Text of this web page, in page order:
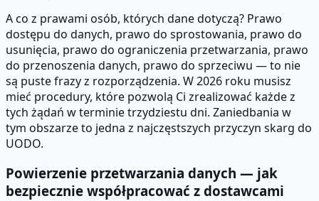
A co z prawami osób, których dane dotyczą? Prawo
dostępu do danych, prawo do sprostowania, prawo do
usunięcia, prawo do ograniczenia przetwarzania, prawo
do przenoszenia danych, prawo do sprzeciwu — to nie
są puste frazy z rozporządzenia. W 2026 roku musisz
mieć procedury, które pozwolą Ci zrealizować każde z
tych żądań w terminie trzydziestu dni. Zaniedbania w
tym obszarze to jedna z najczęstszych przyczyn skarg do
UODO.
Powierzenie przetwarzania danych — jak
bezpiecznie współpracować z dostawcami